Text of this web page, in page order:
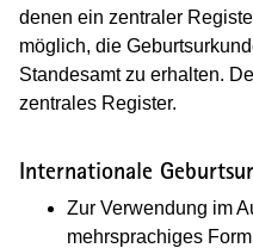
denen ein zentraler
möglich, die
Standesamt zu erhalten.
zentrales Register.
Internationale
Zur Verwendung im
mehrsprachiges